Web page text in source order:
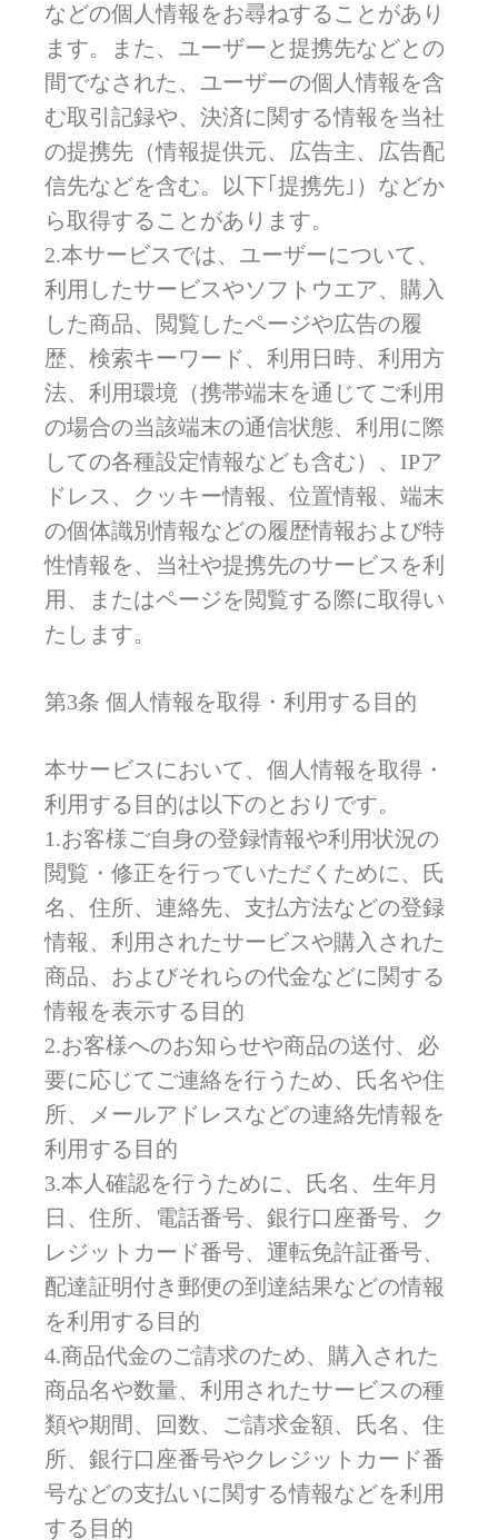
などの個人情報をお尋ねすることがあり
ます。また、ユーザーと提携先などとの
間でなされた、ユーザーの個人情報を含
む取引記録や、決済に関する情報を当社
の提携先（情報提供元、広告主、広告配
信先などを含む。以下｢提携先｣）などか
ら取得することがあります。
2.本サービスでは、ユーザーについて、
利用したサービスやソフトウエア、購入
した商品、閲覧したページや広告の履
歴、検索キーワード、利用日時、利用方
法、利用環境（携帯端末を通じてご利用
の場合の当該端末の通信状態、利用に際
しての各種設定情報なども含む）、IPア
ドレス、クッキー情報、位置情報、端末
の個体識別情報などの履歴情報および特
性情報を、当社や提携先のサービスを利
用、またはページを閲覧する際に取得い
たします。
第3条 個人情報を取得・利用する目的
本サービスにおいて、個人情報を取得・
利用する目的は以下のとおりです。
1.お客様ご自身の登録情報や利用状況の
閲覧・修正を行っていただくために、氏
名、住所、連絡先、支払方法などの登録
情報、利用されたサービスや購入された
商品、およびそれらの代金などに関する
情報を表示する目的
2.お客様へのお知らせや商品の送付、必
要に応じてご連絡を行うため、氏名や住
所、メールアドレスなどの連絡先情報を
利用する目的
3.本人確認を行うために、氏名、生年月
日、住所、電話番号、銀行口座番号、ク
レジットカード番号、運転免許証番号、
配達証明付き郵便の到達結果などの情報
を利用する目的
4.商品代金のご請求のため、購入された
商品名や数量、利用されたサービスの種
類や期間、回数、ご請求金額、氏名、住
所、銀行口座番号やクレジットカード番
号などの支払いに関する情報などを利用
する目的